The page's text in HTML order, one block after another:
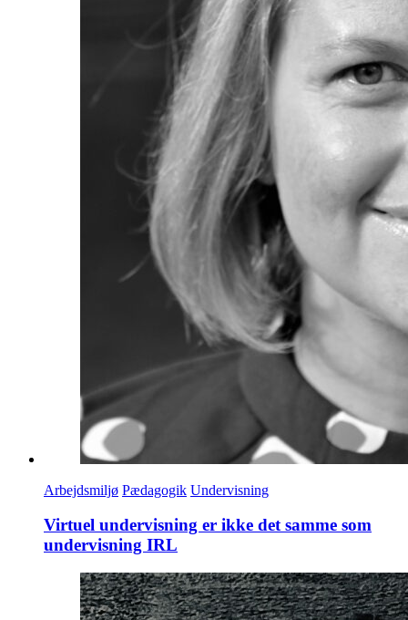
Arbejdsmiljø Pædagogik Undervisning
Virtuel undervisning er ikke det samme som
undervisning IRL